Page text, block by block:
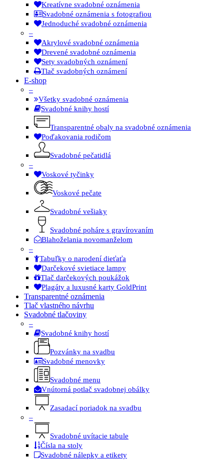
Kreatívne svadobné oznámenia
Svadobné oznámenia s fotografiou
Jednoduché svadobné oznámenia
–
Akrylové svadobné oznámenia
Drevené svadobné oznámenia
Sety svadobných oznámení
Tlač svadobných oznámení
E-shop
–
Všetky svadobné oznámenia
Svadobné knihy hostí
Transparentné obaly na svadobné oznámenia
Poďakovania rodičom
Svadobné pečatidlá
–
Voskové tyčinky
Voskové pečate
Svadobné vešiaky
Svadobné poháre s gravírovaním
Blahoželania novomanželom
–
Tabuľky o narodení dieťaťa
Darčekové svietiace lampy
Tlač darčekových poukážok
Plagáty a luxusné karty GoldPrint
Transparentné oznámenia
Tlač vlastného návrhu
Svadobné tlačoviny
–
Svadobné knihy hostí
Pozvánky na svadbu
Svadobné menovky
Svadobné menu
Vnútorná potlač svadobnej obálky
Zasadací poriadok na svadbu
–
Svadobné uvítacie tabule
Čísla na stoly
Svadobné nálepky a etikety